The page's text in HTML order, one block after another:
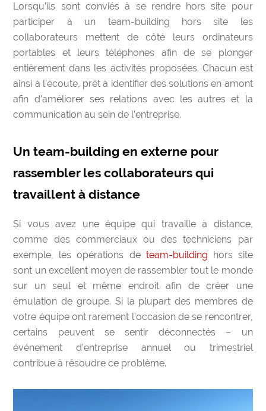
Lorsqu’ils sont conviés à se rendre hors site pour
participer à un team-building hors site les
collaborateurs mettent de côté leurs ordinateurs
portables et leurs téléphones afin de se plonger
entièrement dans les activités proposées. Chacun est
ainsi à l’écoute, prêt à identifier des solutions en amont
afin d’améliorer ses relations avec les autres et la
communication au sein de l’entreprise.
Un team-building en externe pour
rassembler les collaborateurs qui
travaillent à distance
Si vous avez une équipe qui travaille à distance,
comme des commerciaux ou des techniciens par
exemple, les opérations de team-building hors site
sont un excellent moyen de rassembler tout le monde
sur un seul et même endroit afin de créer une
émulation de groupe. Si la plupart des membres de
votre équipe ont rarement l’occasion de se rencontrer,
certains peuvent se sentir déconnectés – un
événement d’entreprise annuel ou trimestriel
contribue à résoudre ce problème.